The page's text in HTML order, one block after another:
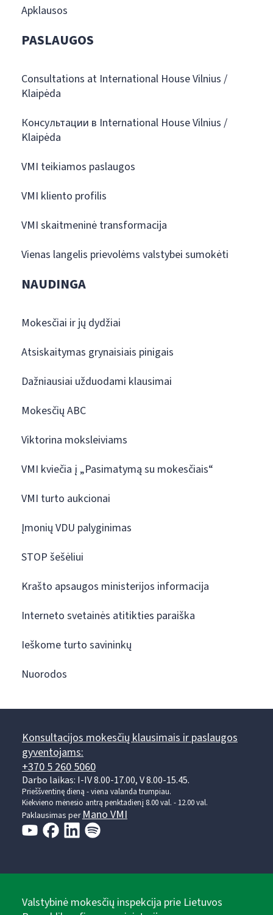
Apklausos
PASLAUGOS
Consultations at International House Vilnius /
Klaipėda
Консультации в International House Vilnius /
Klaipėda
VMI teikiamos paslaugos
VMI kliento profilis
VMI skaitmeninė transformacija
Vienas langelis prievolėms valstybei sumokėti
NAUDINGA
Mokesčiai ir jų dydžiai
Atsiskaitymas grynaisiais pinigais
Dažniausiai užduodami klausimai
Mokesčių ABC
Viktorina moksleiviams
VMI kviečia į „Pasimatymą su mokesčiais“
VMI turto aukcionai
Įmonių VDU palyginimas
STOP šešėliui
Krašto apsaugos ministerijos informacija
Interneto svetainės atitikties paraiška
Ieškome turto savininkų
Nuorodos
Konsultacijos mokesčių klausimais ir paslaugos
gyventojams:
+370 5 260 5060
Darbo laikas: I-IV 8.00-17.00, V 8.00-15.45.
Prieššventinę dieną - viena valanda trumpiau.
Kiekvieno mėnesio antrą penktadienį 8.00 val. - 12.00 val.
Paklausimas perMano VMI
Valstybinė mokesčių inspekcija prie Lietuvos